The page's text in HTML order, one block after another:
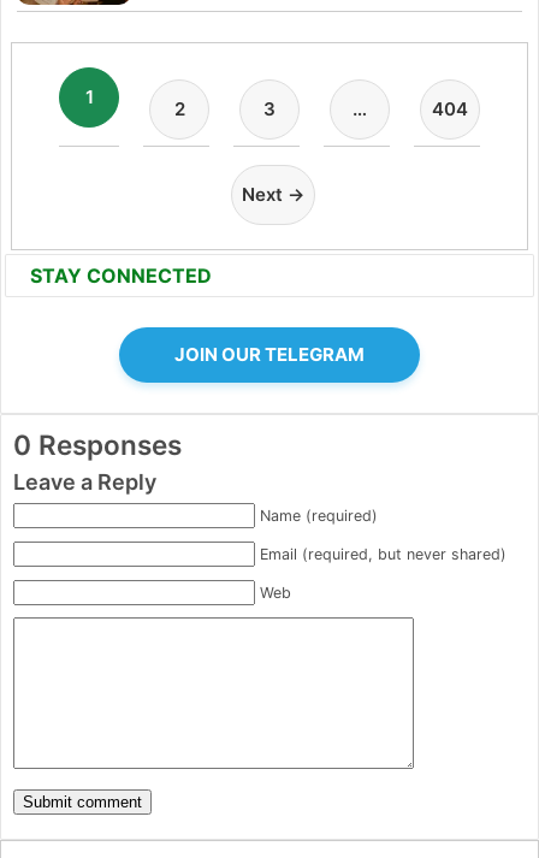
1
2 3 … 404
Next →
STAY CONNECTED
JOIN OUR TELEGRAM
0 Responses
Leave a Reply
Name (required)
Email (required, but never shared)
Web